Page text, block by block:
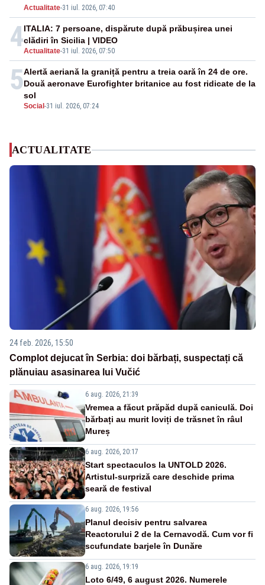
Actualitate-31 iul. 2026, 07:40
4Actualitate-31 iul. 2026, 07:50
ITALIA: 7 persoane, dispărute după prăbușirea unei
clădiri în Sicilia | VIDEO
5
Social -31 iul. 2026, 07:24
Alertă aeriană la graniță pentru a treia oară în 24 de ore.
Două aeronave Eurofighter britanice au fost ridicate de la
sol
ACTUALITATE
24 feb. 2026, 15:50
Complot dejucat în Serbia: doi bărbați, suspectați că
plănuiau asasinarea lui Vučić
6 aug. 2026, 21:39
Vremea a făcut prăpăd după caniculă. Doi
bărbați au murit loviți de trăsnet în râul
Mureș
6 aug. 2026, 20:17
Start spectaculos la UNTOLD 2026.
Artistul-surpriză care deschide prima
seară de festival
6 aug. 2026, 19:56
Planul decisiv pentru salvarea
Reactorului 2 de la Cernavodă. Cum vor fi
scufundate barjele în Dunăre
6 aug. 2026, 19:19
Loto 6/49, 6 august 2026. Numerele